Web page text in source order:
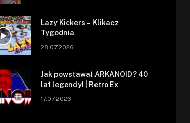
Lazy Kickers – Klikacz
Tygodnia
28.07.2026
Jak powstawał ARKANOID? 40
lat legendy! | Retro Ex
17.07.2026